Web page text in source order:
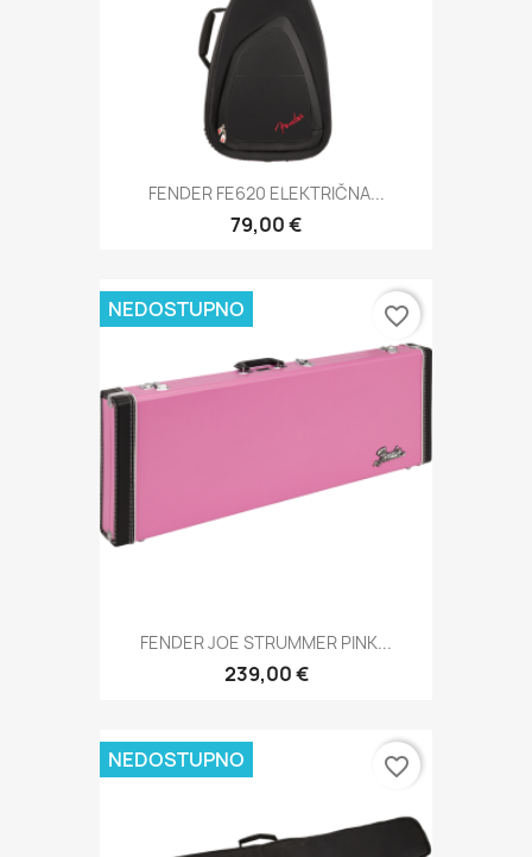
FENDER FE620 ELEKTRIČNA...
79,00 €
FENDER JOE STRUMMER PINK...
239,00 €
NEDOSTUPNO favorite_border
NEDOSTUPNO favorite_border